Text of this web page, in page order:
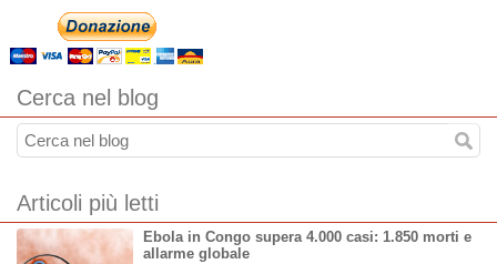
Cerca nel blog
Articoli più letti
Ebola in Congo supera 4.000 casi: 1.850 morti e
allarme globale